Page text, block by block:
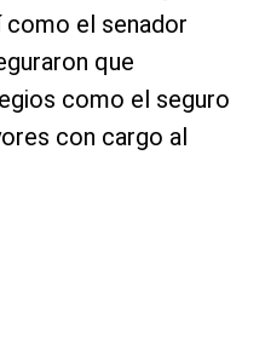
como el senador
que
como el seguro
con cargo al